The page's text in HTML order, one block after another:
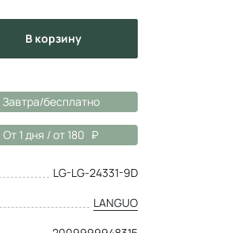
в корзину
Завтра/бесплатно
От 1 дня / от 180
LG-LG-24331-9D
LANGUO